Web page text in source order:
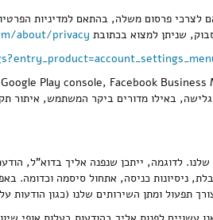
פרסום משלה, בהתאם למדיניות
שניתן למצוא בכתובת about/privacy
באילו מדורים ביקר המשתמש,
לדוגמה, ייתכן שנפנה אליך בדוא"ל,
ניסיונות כניסה, אתחול סיסמה
תפעול ומתן השירותים שלנו (כגון